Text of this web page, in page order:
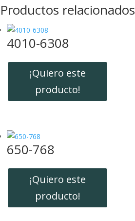
Productos relacionados
4010-6308
¡Quiero este
producto!
650-768
¡Quiero este
producto!